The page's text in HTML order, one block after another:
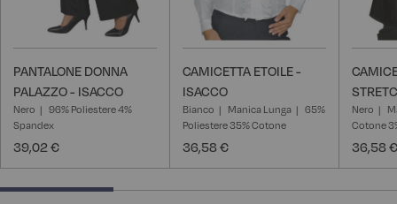
PANTALONE DONNA
PALAZZO - ISACCO
Nero
96% Poliestere 4%
Spandex
39,02 €
CAMICETTA ETOILE -
ISACCO
Bianco Manica Lunga
65%
Poliestere 35% Cotone
36,58 €
Nero
Cotone
36,58 €
28.57142857142857% completed